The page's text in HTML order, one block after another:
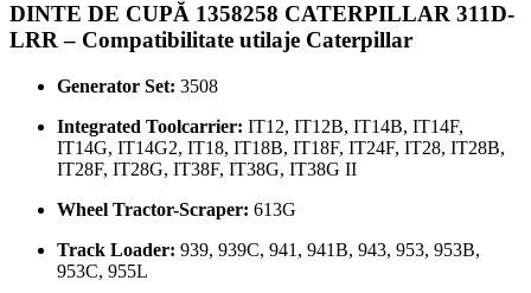
DINTE DE CUPĂ 1358258 CATERPILLAR 311D-
LRR – Compatibilitate utilaje Caterpillar
Generator Set: 3508
Integrated Toolcarrier: IT12, IT12B, IT14B, IT14F,
IT14G, IT14G2, IT18, IT18B, IT18F, IT24F, IT28, IT28B,
IT28F, IT28G, IT38F, IT38G, IT38G II
Wheel Tractor-Scraper: 613G
Track Loader: 939, 939C, 941, 941B, 943, 953, 953B,
953C, 955L